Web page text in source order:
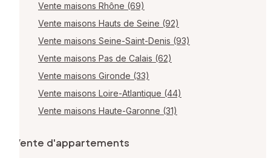
Vente maisons Rhône (69)
Vente maisons Hauts de Seine (92)
Vente maisons Seine-Saint-Denis (93)
Vente maisons Pas de Calais (62)
Vente maisons Gironde (33)
Vente maisons Loire-Atlantique (44)
Vente maisons Haute-Garonne (31)
Vente d'appartements